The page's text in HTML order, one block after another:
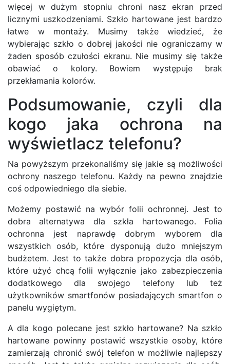
więcej w dużym stopniu chroni nasz ekran przed
licznymi uszkodzeniami. Szkło hartowane jest bardzo
łatwe w montaży. Musimy także wiedzieć, że
wybierając szkło o dobrej jakości nie ograniczamy w
żaden sposób czułości ekranu. Nie musimy się także
obawiać o kolory. Bowiem występuje brak
przekłamania kolorów.
Podsumowanie, czyli dla
kogo jaka ochrona na
wyświetlacz telefonu?
Na powyższym przekonaliśmy się jakie są możliwości
ochrony naszego telefonu. Każdy na pewno znajdzie
coś odpowiedniego dla siebie.
Możemy postawić na wybór folii ochronnej. Jest to
dobra alternatywa dla szkła hartowanego. Folia
ochronna jest naprawdę dobrym wyborem dla
wszystkich osób, które dysponują dużo mniejszym
budżetem. Jest to także dobra propozycja dla osób,
które użyć chcą folii wyłącznie jako zabezpieczenia
dodatkowego dla swojego telefony lub też
użytkowników smartfonów posiadających smartfon o
panelu wygiętym.
A dla kogo polecane jest szkło hartowane? Na szkło
hartowane powinny postawić wszystkie osoby, które
zamierzają chronić swój telefon w możliwie najlepszy